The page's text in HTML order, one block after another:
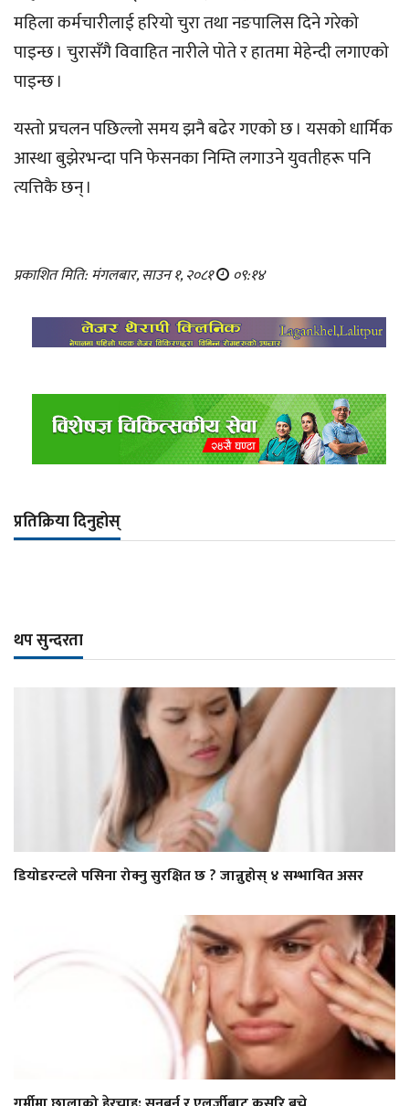
महिला कर्मचारीलाई हरियो चुरा तथा नङपालिस दिने गरेको
पाइन्छ । चुरासँगै विवाहित नारीले पोते र हातमा मेहेन्दी लगाएको
पाइन्छ ।
यस्तो प्रचलन पछिल्लो समय झनै बढेर गएको छ । यसको धार्मिक
आस्था बुझेरभन्दा पनि फेसनका निम्ति लगाउने युवतीहरू पनि
त्यत्तिकै छन् ।
प्रकाशित मिति: मंगलबार, साउन १, २०८१ ०९:१४
प्रतिक्रिया दिनुहोस्
थप सुन्दरता
डियोडरन्टले पसिना रोक्नु सुरक्षित छ ? जान्नुहोस् ४ सम्भावित असर